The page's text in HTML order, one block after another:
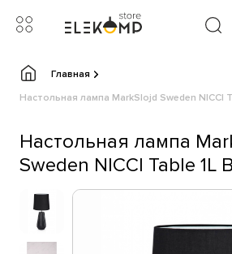
Главная
Настольная лампа MarkSlojd Sweden NICCI
Настольная лампа
Sweden NICCI Table 1L